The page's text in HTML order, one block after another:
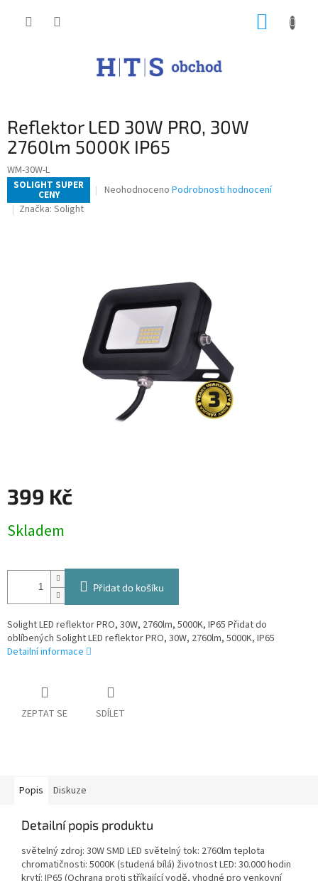
Reflektor LED 30W PRO, 30W
2760lm 5000K IP65
WM-30W-L
SOLIGHT SUPER
CENY
Průměrné
hvězdiček.
Neohodnoceno Podrobnosti hodnocení
Značka: Solight
399 Kč
cena:
Skladem
Přidat do košíku
Solight LED reflektor PRO, 30W, 2760lm, 5000K, IP65 Přidat do
oblíbených Solight LED reflektor PRO, 30W, 2760lm, 5000K, IP65
Detailní informace
ZEPTAT SE SDÍLET
Popis Diskuze
Detailní popis produktu
světelný zdroj: 30W SMD LED světelný tok: 2760lm teplota
chromatičnosti: 5000K (studená bílá) životnost LED: 30.000 hodin